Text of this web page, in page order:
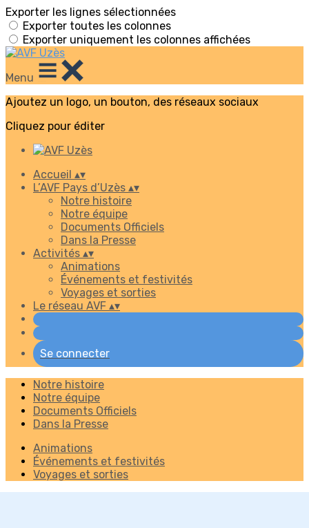
Exporter les lignes sélectionnées
Exporter toutes les colonnes
Exporter uniquement les colonnes affichées
Menu
Ajoutez un logo, un bouton, des réseaux sociaux
Cliquez pour éditer
Accueil ▴▾
L’AVF Pays d’Uzès ▴▾
Notre histoire
Notre équipe
Documents Officiels
Dans la Presse
Activités ▴▾
Animations
Événements et festivités
Voyages et sorties
Le réseau AVF ▴▾
Se connecter
Notre histoire
Notre équipe
Documents Officiels
Dans la Presse
Animations
Événements et festivités
Voyages et sorties